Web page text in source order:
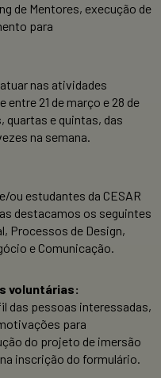
de Mentores, execução de
para
nas atividades
21 de março e 28 de
quartas e quintas, das
na semana.
ou estudantes da CESAR
destacamos os seguintes
Processos de Design,
e Comunicação.
voluntárias:
das pessoas interessadas,
para
do projeto de imersão
inscrição do formulário.